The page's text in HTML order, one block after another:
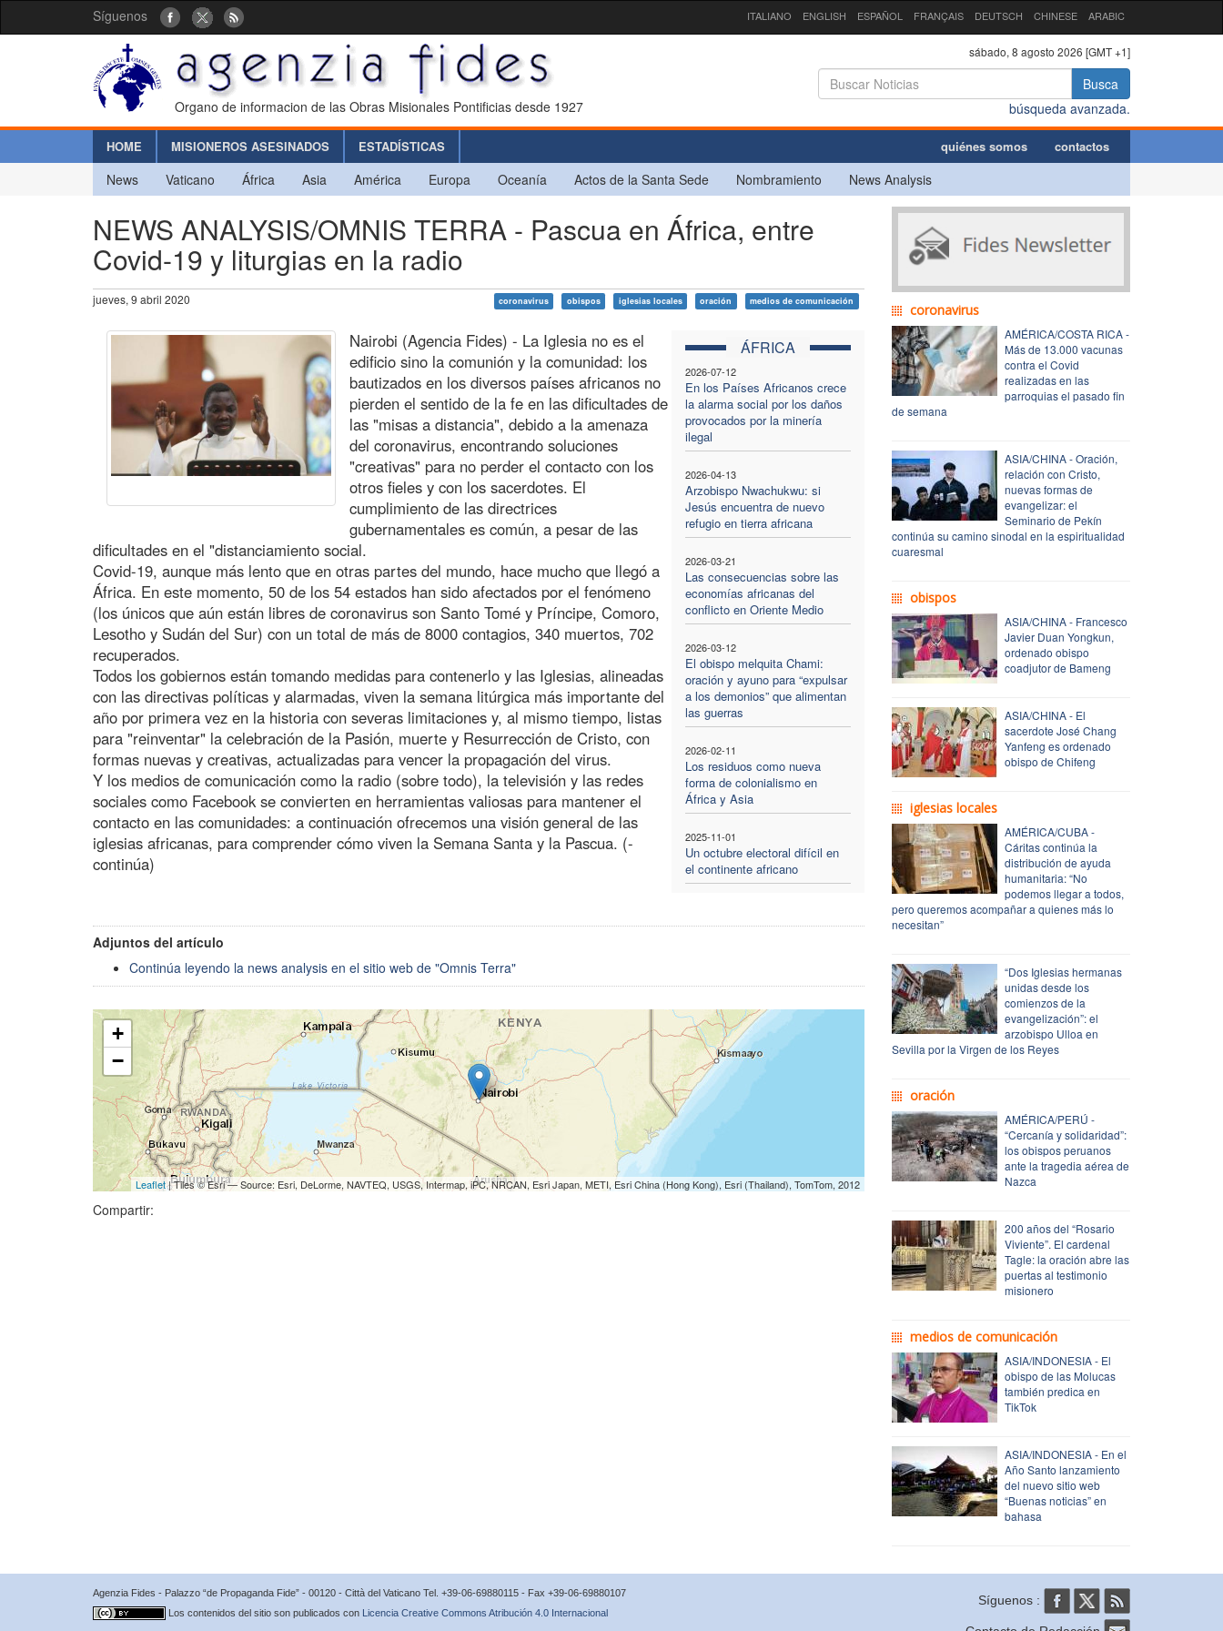
Síguenos ITALIANO ENGLISH ESPAÑOL FRANÇAIS DEUTSCH CHINESE ARABIC
Organo de informacion de las Obras Misionales Pontificias desde 1927
sábado, 8 agosto 2026 [GMT +1]
Busca
búsqueda avanzada.
HOME MISIONEROS ASESINADOS ESTADÍSTICAS quiénes somos contactos
News Vaticano África Asia América Europa Oceanía Actos de la Santa Sede Nombramiento News Analysis
NEWS ANALYSIS/OMNIS TERRA - Pascua en África, entre
Covid-19 y liturgias en la radio
jueves, 9 abril 2020 coronavirus obispos iglesias locales oración medios de comunicación
ÁFRICA
2026-07-12
En los Países Africanos crece
la alarma social por los daños
provocados por la minería
ilegal
2026-04-13
Arzobispo Nwachukwu: si
Jesús encuentra de nuevo
refugio en tierra africana
2026-03-21
Las consecuencias sobre las
economías africanas del
conflicto en Oriente Medio
2026-03-12
El obispo melquita Chami:
oración y ayuno para “expulsar
a los demonios” que alimentan
las guerras
2026-02-11
Los residuos como nueva
forma de colonialismo en
África y Asia
2025-11-01
Un octubre electoral difícil en
el continente africano
Nairobi (Agencia Fides) - La Iglesia no es el
edificio sino la comunión y la comunidad: los
bautizados en los diversos países africanos no
pierden el sentido de la fe en las dificultades de
las "misas a distancia", debido a la amenaza
del coronavirus, encontrando soluciones
"creativas" para no perder el contacto con los
otros fieles y con los sacerdotes. El
cumplimiento de las directrices
gubernamentales es común, a pesar de las
dificultades en el "distanciamiento social.
Covid-19, aunque más lento que en otras partes del mundo, hace mucho que llegó a
África. En este momento, 50 de los 54 estados han sido afectados por el fenómeno
(los únicos que aún están libres de coronavirus son Santo Tomé y Príncipe, Comoro,
Lesotho y Sudán del Sur) con un total de más de 8000 contagios, 340 muertos, 702
recuperados.
Todos los gobiernos están tomando medidas para contenerlo y las Iglesias, alineadas
con las directivas políticas y alarmadas, viven la semana litúrgica más importante del
año por primera vez en la historia con severas limitaciones y, al mismo tiempo, listas
para "reinventar" la celebración de la Pasión, muerte y Resurrección de Cristo, con
formas nuevas y creativas, actualizadas para vencer la propagación del virus.
Y los medios de comunicación como la radio (sobre todo), la televisión y las redes
sociales como Facebook se convierten en herramientas valiosas para mantener el
contacto en las comunidades: a continuación ofrecemos una visión general de las
iglesias africanas, para comprender cómo viven la Semana Santa y la Pascua. (-
continúa)
Adjuntos del artículo
Continúa leyendo la news analysis en el sitio web de "Omnis Terra"
+
−
Leaflet| Tiles © Esri — Source: Esri, DeLorme, NAVTEQ, USGS, Intermap, iPC, NRCAN, Esri Japan, METI, Esri China (Hong Kong), Esri (Thailand), TomTom, 2012
Compartir:
coronavirus
AMÉRICA/COSTA RICA -
Más de 13.000 vacunas
contra el Covid
realizadas en las
parroquias el pasado fin
de semana
ASIA/CHINA - Oración,
relación con Cristo,
nuevas formas de
evangelizar: el
Seminario de Pekín
continúa su camino sinodal en la espiritualidad
cuaresmal
obispos
ASIA/CHINA - Francesco
Javier Duan Yongkun,
ordenado obispo
coadjutor de Bameng
ASIA/CHINA - El
sacerdote José Chang
Yanfeng es ordenado
obispo de Chifeng
iglesias locales
AMÉRICA/CUBA -
Cáritas continúa la
distribución de ayuda
humanitaria: “No
podemos llegar a todos,
pero queremos acompañar a quienes más lo
necesitan”
“Dos Iglesias hermanas
unidas desde los
comienzos de la
evangelización”: el
arzobispo Ulloa en
Sevilla por la Virgen de los Reyes
oración
AMÉRICA/PERÚ -
“Cercanía y solidaridad”:
los obispos peruanos
ante la tragedia aérea de
Nazca
200 años del “Rosario
Viviente”. El cardenal
Tagle: la oración abre las
puertas al testimonio
misionero
medios de comunicación
ASIA/INDONESIA - El
obispo de las Molucas
también predica en
TikTok
ASIA/INDONESIA - En el
Año Santo lanzamiento
del nuevo sitio web
“Buenas noticias” en
bahasa
Agenzia Fides - Palazzo “de Propaganda Fide” - 00120 - Città del Vaticano Tel. +39-06-69880115 - Fax +39-06-69880107
Los contenidos del sitio son publicados con Licencia Creative Commons Atribución 4.0 Internacional
Síguenos :